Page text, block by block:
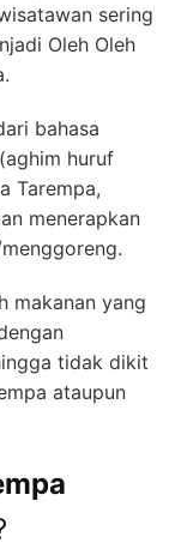
sering
Oleh Oleh
bahasa
huruf
Tarempa,
menerapkan
makanan yang
tidak dikit
ataupun